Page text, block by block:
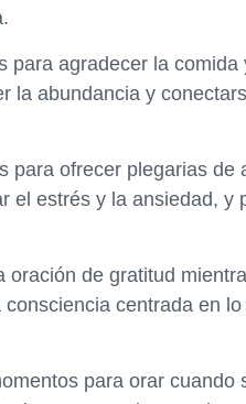
para agradecer la
la abundancia y
para ofrecer plegarias de
el estrés y la ansiedad, y
de gratitud
centrada en
para orar cuando